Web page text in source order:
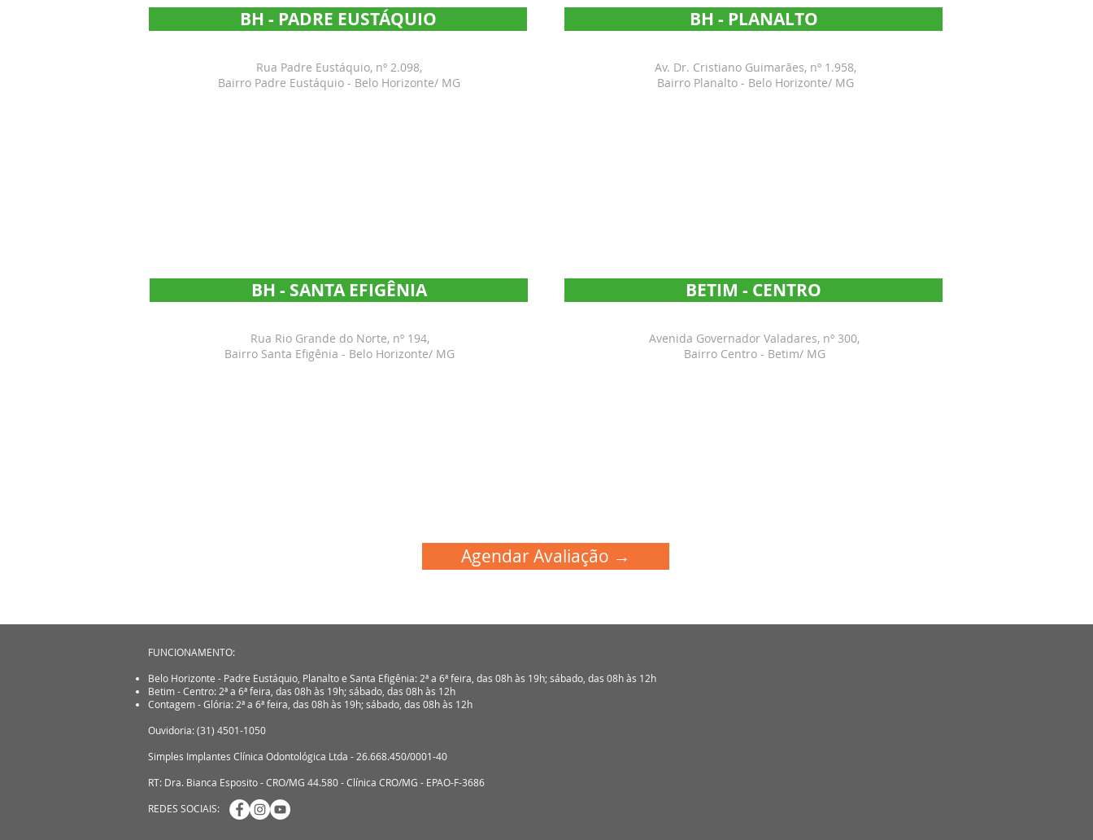
BH - PADRE EUSTÁQUIO
Rua Padre Eustáquio, nº 2.098,
Bairro Padre Eustáquio - Belo Horizonte/ MG
BH - PLANALTO
Av. Dr. Cristiano Guimarães, nº 1.958,
Bairro Planalto - Belo Horizonte/ MG
BH - SANTA EFIGÊNIA
Rua Rio Grande do Norte, nº 194,
Bairro Santa Efigênia - Belo Horizonte/ MG
BETIM - CENTRO
Avenida Governador Valadares, nº 300,
Bairro Centro - Betim/ MG
Agendar Avaliação →
FUNCIONAMENTO:
Belo Horizonte - Padre Eustáquio, Planalto e Santa Efigênia: 2ª a 6ª feira, das 08h às 19h; sábado, das 08h às 12h
Betim - Centro: 2ª a 6ª feira, das 08h às 19h; sábado, das 08h às 12h
Contagem - Glória: 2ª a 6ª feira, das 08h às 19h; sábado, das 08h às 12h
Ouvidoria: (31) 4501-1050
Simples Implantes Clínica Odontológica Ltda - 26.668.450/0001-40
RT: Dra. Bianca Esposito - CRO/MG 44.580 - Clínica CRO/MG - EPAO-F-3686
REDES SOCIAIS: